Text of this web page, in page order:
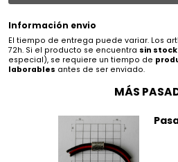
Información envio
El tiempo de entrega puede variar. Los
72h. Si el producto se encuentra sin stock
especial), se requiere un tiempo de
laborables antes de ser enviado.
MÁS